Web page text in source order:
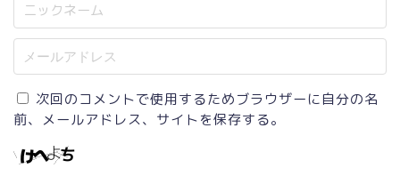
次回のコメントで使用するためブラウザーに自分の名
前、メールアドレス、サイトを保存する。